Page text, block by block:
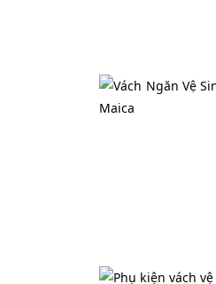
VÁCH NGĂN VỆ
PHỤ KIỆN VÁCH